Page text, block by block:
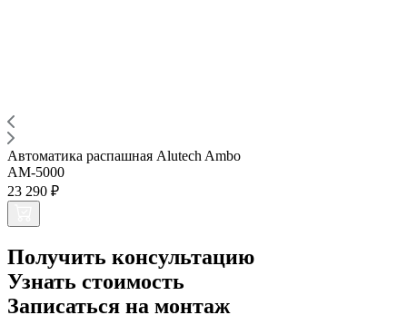
Автоматика распашная Alutech Ambo
AM-5000
23 290 ₽
Получить консультацию
Узнать стоимость
Записаться на монтаж